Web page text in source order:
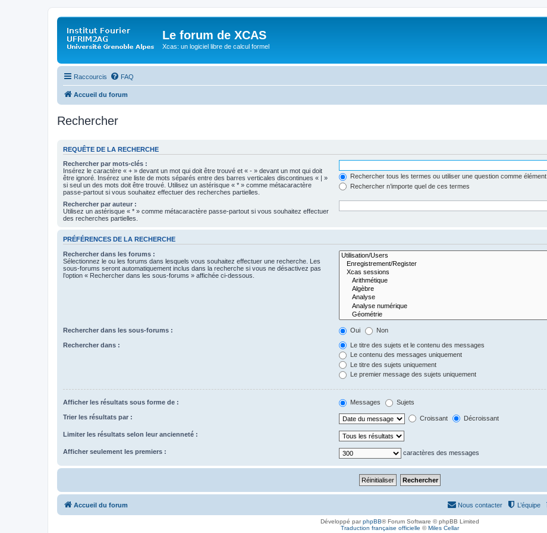
Le forum de XCAS
Xcas: un logiciel libre de calcul formel
Raccourcis FAQ
Accueil du forum
Rechercher
REQUÊTE DE LA RECHERCHE
Rechercher par mots-clés :
Insérez le caractère « + » devant un mot qui doit être trouvé et « - » devant un mot qui doit
être ignoré. Insérez une liste de mots séparés entre des barres verticales discontinues « | »
si seul un des mots doit être trouvé. Utilisez un astérisque « * » comme métacaractère
passe-partout si vous souhaitez effectuer des recherches partielles.
Rechercher tous les termes ou utiliser une question comme élément
Rechercher n’importe quel de ces termes
Rechercher par auteur :
Utilisez un astérisque « * » comme métacaractère passe-partout si vous souhaitez effectuer
des recherches partielles.
PRÉFÉRENCES DE LA RECHERCHE
Rechercher dans les forums :
Sélectionnez le ou les forums dans lesquels vous souhaitez effectuer une recherche. Les
sous-forums seront automatiquement inclus dans la recherche si vous ne désactivez pas
l’option « Rechercher dans les sous-forums » affichée ci-dessous.
Rechercher dans les sous-forums : Oui Non
Rechercher dans :
Le titre des sujets et le contenu des messages
Le contenu des messages uniquement
Le titre des sujets uniquement
Le premier message des sujets uniquement
Afficher les résultats sous forme de : Messages Sujets
Trier les résultats par : Croissant Décroissant
Limiter les résultats selon leur ancienneté :
Afficher seulement les premiers : caractères des messages
Accueil du forum L’équipe
Nous contacter
Développé parphpBB® Forum Software © phpBB Limited
Traduction française officielle ©Miles Cellar